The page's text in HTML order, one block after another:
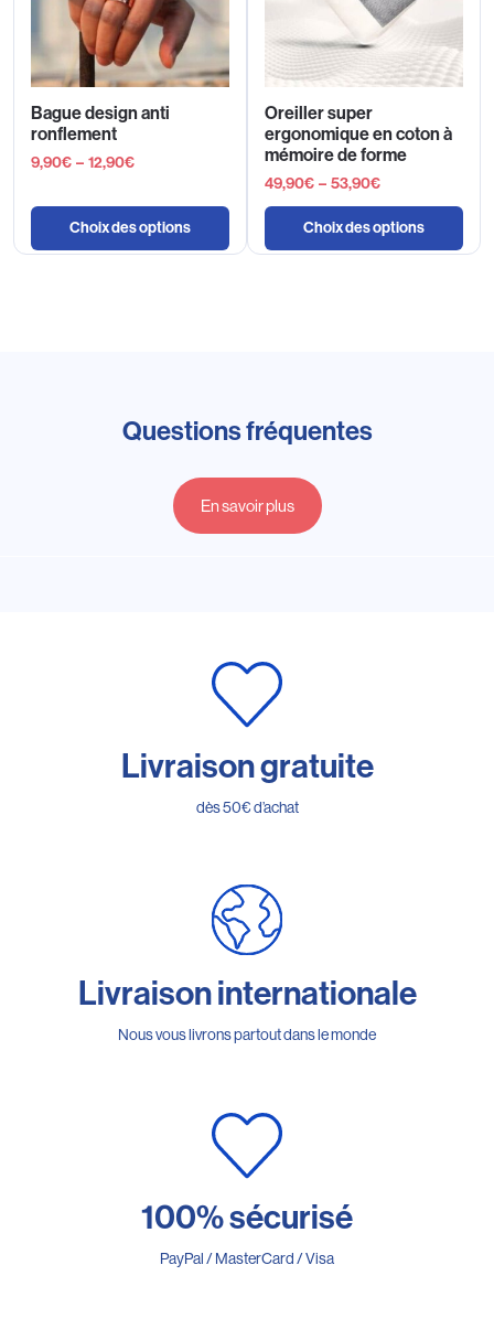
Bague design anti
ronflement
9,90€ – 12,90€
Choix des options
Oreiller super
ergonomique en coton à
mémoire de forme
49,90€ – 53,90€
Choix des options
Questions fréquentes
En savoir plus
Livraison gratuite
dès 50€ d’achat
Livraison internationale
Nous vous livrons partout dans le monde
100% sécurisé
PayPal / MasterCard / Visa